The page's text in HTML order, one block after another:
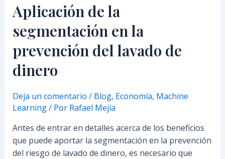
Aplicación de la
segmentación en la
prevención del lavado de
dinero
Deja un comentario / Blog, Economía, Machine
Learning/ Por Rafael Mejía
Antes de entrar en detalles acerca de los beneficios
que puede aportar la segmentación en la prevención
del riesgo de lavado de dinero, es necesario que
lavado
de
dinero